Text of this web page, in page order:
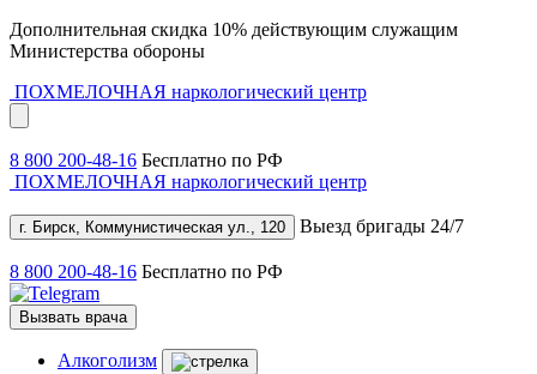
Дополнительная скидка 10% действующим служащим
Министерства обороны
ПОХМЕЛОЧНАЯ наркологический центр
8 800 200-48-16 Бесплатно по РФ
ПОХМЕЛОЧНАЯ наркологический центр
г. Бирск, Коммунистическая ул., 120 Выезд бригады 24/7
8 800 200-48-16 Бесплатно по РФ
Вызвать врача
Алкоголизм